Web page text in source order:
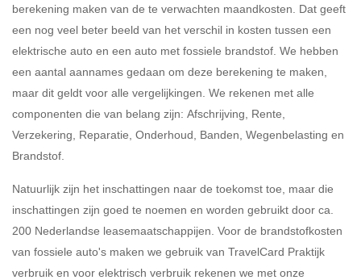
Rijdt u meer dan 500
kilometer privé?
Ja Nee
Belastingspercentage
37,07% (Belastbaar tot €
69.399,- )
Eigen bijdrage
berekening maken van de te verwachten maandkosten. Dat geeft
een nog veel beter beeld van het verschil in kosten tussen een
elektrische auto en een auto met fossiele brandstof. We hebben
een aantal aannames gedaan om deze berekening te maken,
maar dit geldt voor alle vergelijkingen. We rekenen met alle
componenten die van belang zijn: Afschrijving, Rente,
Verzekering, Reparatie, Onderhoud, Banden, Wegenbelasting en
Brandstof.
Natuurlijk zijn het inschattingen naar de toekomst toe, maar die
inschattingen zijn goed te noemen en worden gebruikt door ca.
200 Nederlandse leasemaatschappijen. Voor de brandstofkosten
van fossiele auto's maken we gebruik van TravelCard Praktijk
verbruik en voor elektrisch verbruik rekenen we met onze